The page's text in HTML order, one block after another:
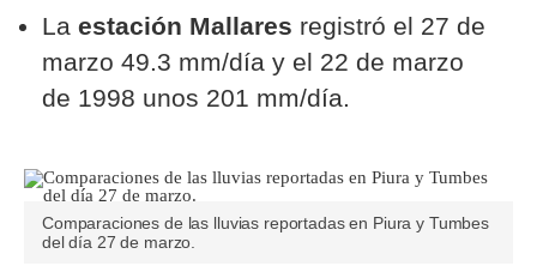
La estación Mallares registró el 27 de
marzo 49.3 mm/día y el 22 de marzo
de 1998 unos 201 mm/día.
Comparaciones de las lluvias reportadas en Piura y Tumbes
del día 27 de marzo.